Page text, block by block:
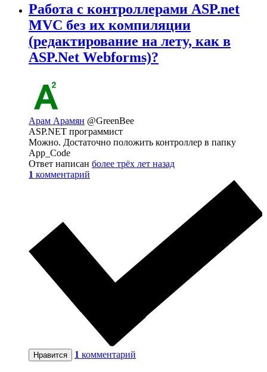
Работа с контроллерами ASP.net
MVC без их компиляции
(редактирование на лету, как в
ASP.Net Webforms)?
Арам Арамян @GreenBee
ASP.NET программист
Можно. Достаточно положить контроллер в папку
App_Code
Ответ написан более трёх лет назад
1 комментарий
Нравится 1 комментарий